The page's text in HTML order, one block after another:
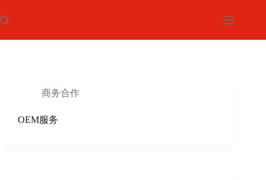
过
容
商务合作
OEM服务